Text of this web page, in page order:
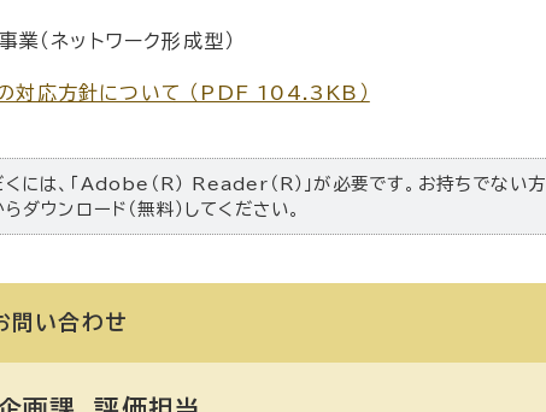
（ネットワーク形成型）
対応方針について （PDF 104.3KB）
には、「Adobe（R） Reader（R）」が必要です。お持ちでない
らダウンロード（無料）してください。
問い合わせ